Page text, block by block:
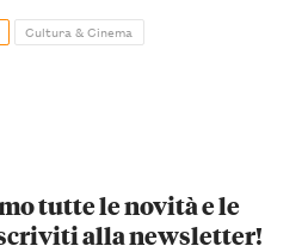
Cultura & Cinema
tutte le novità e le
alla newsletter!